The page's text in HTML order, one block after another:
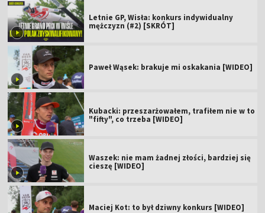
Letnie GP, Wisła: konkurs indywidualny
mężczyzn (#2) [SKRÓT]
Paweł Wąsek: brakuje mi oskakania [WIDEO]
Kubacki: przeszarżowałem, trafiłem nie w to
"fifty", co trzeba [WIDEO]
Waszek: nie mam żadnej złości, bardziej się
cieszę [WIDEO]
Maciej Kot: to był dziwny konkurs [WIDEO]